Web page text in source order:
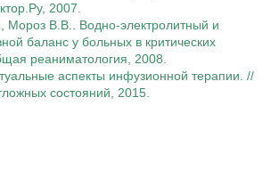
2007.
Мороз В.В.. Водно-электролитный и
баланс у больных в критических
реаниматология, 2008.
аспекты инфузионной терапии. //
состояний, 2015.